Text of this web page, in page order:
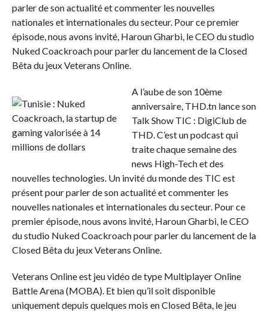
parler de son actualité et commenter les nouvelles
nationales et internationales du secteur. Pour ce premier
épisode, nous avons invité, Haroun Gharbi, le CEO du studio
Nuked Coackroach pour parler du lancement de la Closed
Bêta du jeux Veterans Online.
A l’aube de son 10ème
anniversaire, THD.tn lance son
Talk Show TIC : DigiClub de
THD. C’est un podcast qui
traite chaque semaine des
news High-Tech et des
nouvelles technologies. Un invité du monde des TIC est
présent pour parler de son actualité et commenter les
nouvelles nationales et internationales du secteur. Pour ce
premier épisode, nous avons invité, Haroun Gharbi, le CEO
du studio Nuked Coackroach pour parler du lancement de la
Closed Bêta du jeux Veterans Online.
Veterans Online est jeu vidéo de type Multiplayer Online
Battle Arena (MOBA). Et bien qu’il soit disponible
uniquement depuis quelques mois en Closed Bêta, le jeu